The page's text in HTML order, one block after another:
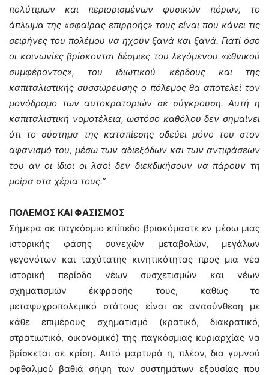
πολύτιμων και περιορισμένων φυσικών πόρων, το
άπλωμα της «σφαίρας επιρροής» τους είναι που κάνει τις
σειρήνες του πολέμου να ηχούν ξανά και ξανά. Γιατί όσο
οι κοινωνίες βρίσκονται δέσμιες του λεγόμενου «εθνικού
συμφέροντος», του ιδιωτικού κέρδους και της
καπιταλιστικής συσσώρευσης ο πόλεμος θα αποτελεί τον
μονόδρομο των αυτοκρατοριών σε σύγκρουση. Αυτή η
καπιταλιστική νομοτέλεια, ωστόσο καθόλου δεν σημαίνει
ότι το σύστημα της καταπίεσης οδεύει μόνο του στον
αφανισμό του, μέσω των αδιεξόδων και των αντιφάσεων
του αν οι ίδιοι οι λαοί δεν διεκδικήσουν να πάρουν τη
μοίρα στα χέρια τους.”
ΠΟΛΕΜΟΣ ΚΑΙ ΦΑΣΙΣΜΟΣ
Σήμερα σε παγκόσμιο επίπεδο βρισκόμαστε εν μέσω μιας
ιστορικής φάσης συνεχών μεταβολών, μεγάλων
γεγονότων και ταχύτατης κινητικότητας προς μια νέα
ιστορική περίοδο νέων συσχετισμών και νέων
σχηματισμών έκφρασής τους, καθώς το
μεταψυχροπολεμικό στάτους είναι σε ανασύνθεση με
κάθε επιμέρους σχηματισμό (κρατικό, διακρατικό,
στρατιωτικό, οικονομικό) της παγκόσμιας κυριαρχίας να
βρίσκεται σε κρίση. Αυτό μαρτυρά η, πλέον, δια γυμνού
οφθαλμού βαθιά σήψη των συστημάτων εξουσίας που